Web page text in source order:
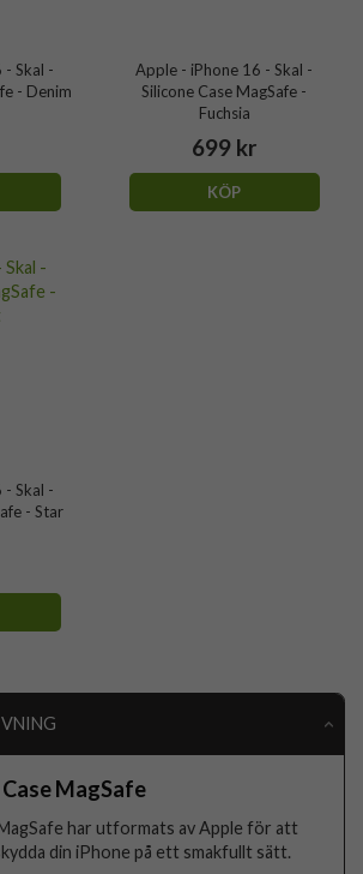
Skal -
- Denim
Apple - iPhone 16 - Skal -
Silicone Case MagSafe -
Fuchsia
699 kr
KÖP
Skal -
- Star
MagSafe
har utformats av Apple för att
din iPhone på ett smakfullt sätt.